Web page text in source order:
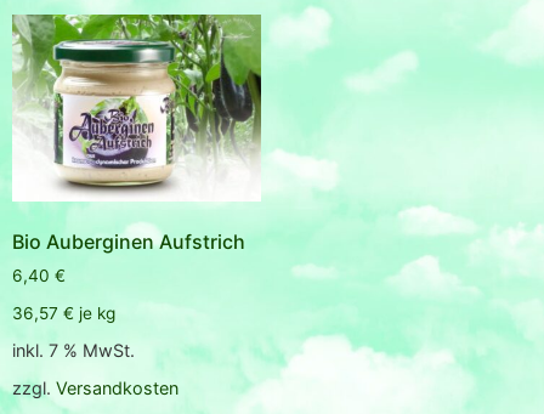
Bio Auberginen Aufstrich
6,40 €
36,57 € je kg
inkl. 7 % MwSt.
zzgl. Versandkosten